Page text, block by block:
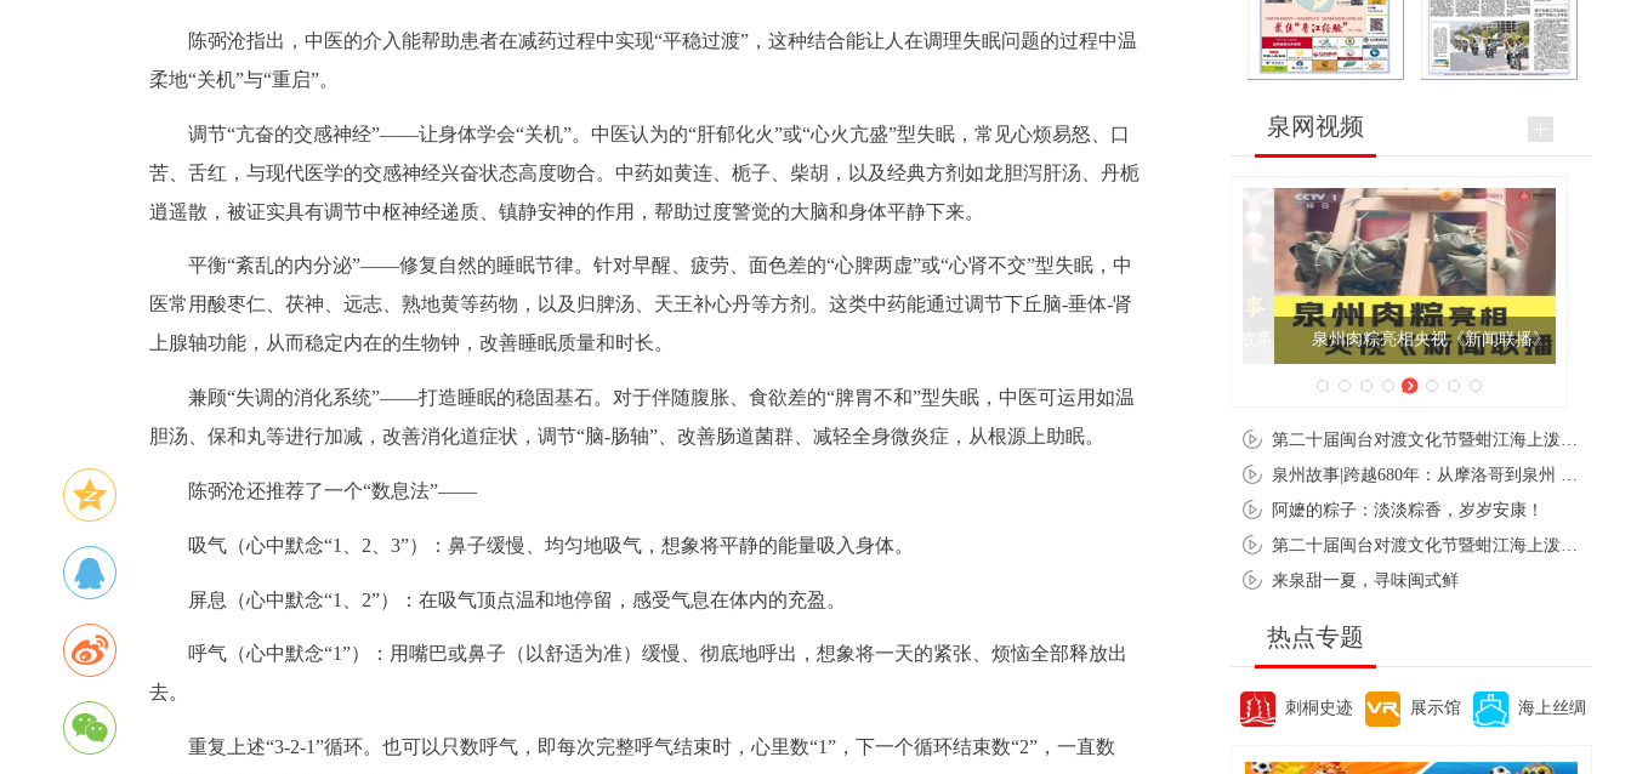
陈弼沧指出，中医的介入能帮助患者在减药过程中实现“平稳过渡”，这种结合能让人在调理失眠问题的过程中温
柔地“关机”与“重启”。
调节“亢奋的交感神经”——让身体学会“关机”。中医认为的“肝郁化火”或“心火亢盛”型失眠，常见心烦易怒、口
苦、舌红，与现代医学的交感神经兴奋状态高度吻合。中药如黄连、栀子、柴胡，以及经典方剂如龙胆泻肝汤、丹栀
逍遥散，被证实具有调节中枢神经递质、镇静安神的作用，帮助过度警觉的大脑和身体平静下来。
平衡“紊乱的内分泌”——修复自然的睡眠节律。针对早醒、疲劳、面色差的“心脾两虚”或“心肾不交”型失眠，中
医常用酸枣仁、茯神、远志、熟地黄等药物，以及归脾汤、天王补心丹等方剂。这类中药能通过调节下丘脑-垂体-肾
上腺轴功能，从而稳定内在的生物钟，改善睡眠质量和时长。
兼顾“失调的消化系统”——打造睡眠的稳固基石。对于伴随腹胀、食欲差的“脾胃不和”型失眠，中医可运用如温
胆汤、保和丸等进行加减，改善消化道症状，调节“脑-肠轴”、改善肠道菌群、减轻全身微炎症，从根源上助眠。
陈弼沧还推荐了一个“数息法”——
吸气（心中默念“1、2、3”）：鼻子缓慢、均匀地吸气，想象将平静的能量吸入身体。
屏息（心中默念“1、2”）：在吸气顶点温和地停留，感受气息在体内的充盈。
呼气（心中默念“1”）：用嘴巴或鼻子（以舒适为准）缓慢、彻底地呼出，想象将一天的紧张、烦恼全部释放出
去。
重复上述“3-2-1”循环。也可以只数呼气，即每次完整呼气结束时，心里数“1”，下一个循环结束数“2”，一直数
泉网视频
泉州肉粽亮相央视《新闻联播》
阿嬷的粽子：淡淡粽香，岁岁安康！
来泉甜一夏，寻味闽式鲜
热点专题
刺桐史迹 展示馆 海上丝绸